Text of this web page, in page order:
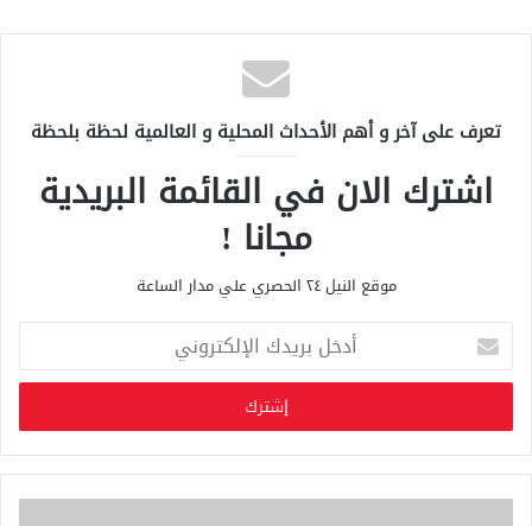
تعرف على آخر و أهم الأحداث المحلية و العالمية لحظة بلحظة
اشترك الان في القائمة البريدية
مجانا !
موقع النيل ٢٤ الحصري علي مدار الساعة
خ
ب
ر
ي